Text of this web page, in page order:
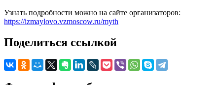
Узнать подробности можно на сайте организаторов:
https://izmaylovo.vzmoscow.ru/myth
Поделиться ссылкой